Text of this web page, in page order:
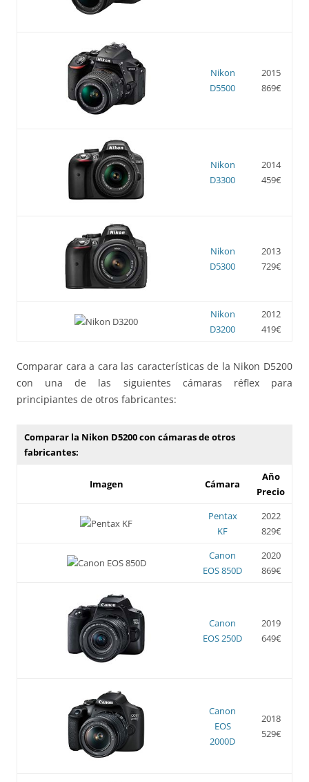
Nikon
D5500
2015
869€
Nikon
D3300
2014
459€
Nikon
D5300
2013
729€
Nikon
D3200
2012
419€
Comparar cara a cara las características de la Nikon D5200
con una de las siguientes cámaras réflex para
principiantes de otros fabricantes:
Comparar la Nikon D5200 con cámaras de otros
fabricantes:
Imagen Cámara
Año
Precio
Pentax
KF
2022
829€
Canon
EOS 850D
2020
869€
Canon
EOS 250D
2019
649€
Canon
EOS
2000D
2018
529€